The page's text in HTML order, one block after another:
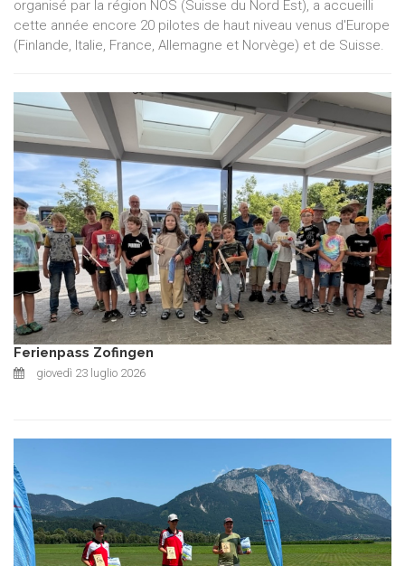
organisé par la région NOS (Suisse du Nord Est), a accueilli
cette année encore 20 pilotes de haut niveau venus d'Europe
(Finlande, Italie, France, Allemagne et Norvège) et de Suisse.
Ferienpass Zofingen
giovedì 23 luglio 2026